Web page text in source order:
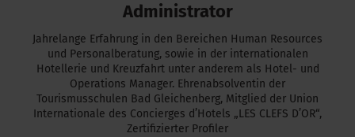
Administrator
Jahrelange Erfahrung in den Bereichen Human Resources
und Personalberatung, sowie in der internationalen
Hotellerie und Kreuzfahrt unter anderem als Hotel- und
Operations Manager. Ehrenabsolventin der
Tourismusschulen Bad Gleichenberg, Mitglied der Union
Internationale des Concierges d’Hotels „LES CLEFS D’OR“,
Zertifizierter Profiler